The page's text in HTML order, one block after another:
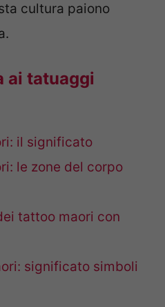
cultura paiono
ai tatuaggi
il significato
le zone del corpo
tattoo maori con
significato simboli